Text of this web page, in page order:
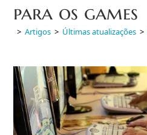
para os games
> Artigos > Últimas atualizações >